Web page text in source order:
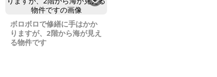
ボロボロで修繕に手はかか
りますが、2階から海が見え
る物件です